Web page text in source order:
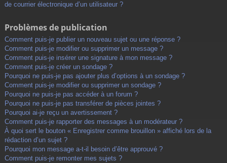
de courrier électronique d’un utilisateur ?
Problèmes de publication
Comment puis-je publier un nouveau sujet ou une réponse ?
Comment puis-je modifier ou supprimer un message ?
Comment puis-je insérer une signature à mon message ?
Comment puis-je créer un sondage ?
Pourquoi ne puis-je pas ajouter plus d’options à un sondage ?
Comment puis-je modifier ou supprimer un sondage ?
Pourquoi ne puis-je pas accéder à un forum ?
Pourquoi ne puis-je pas transférer de pièces jointes ?
Pourquoi ai-je reçu un avertissement ?
Comment puis-je rapporter des messages à un modérateur ?
À quoi sert le bouton « Enregistrer comme brouillon » affiché lors de la
rédaction d’un sujet ?
Pourquoi mon message a-t-il besoin d’être approuvé ?
Comment puis-je remonter mes sujets ?